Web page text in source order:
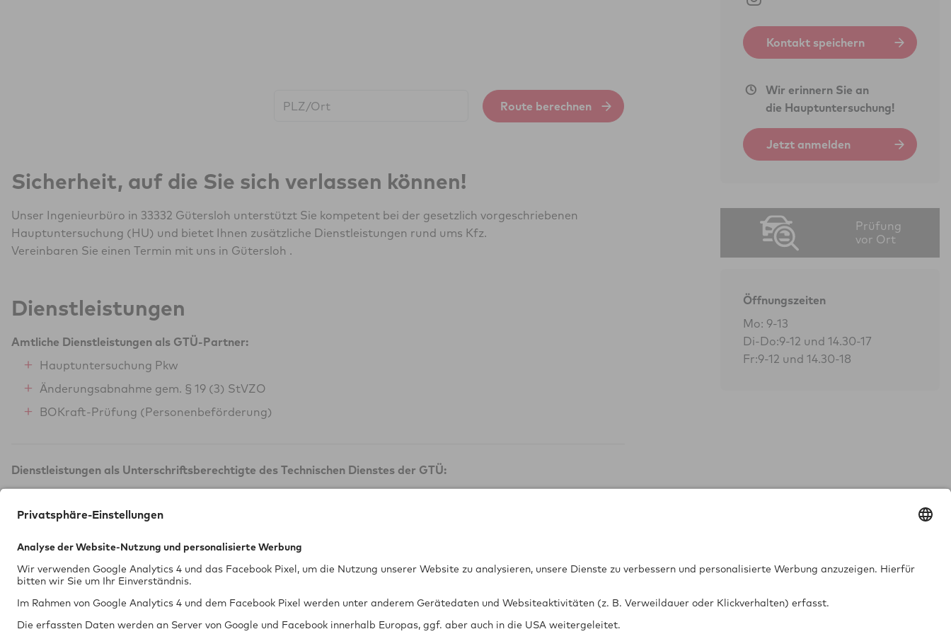
Route berechnen
Sicherheit, auf die Sie sich verlassen können!
Unser Ingenieurbüro in 33332 Gütersloh unterstützt Sie kompetent bei der gesetzlich vorgeschriebenen
Hauptuntersuchung (HU) und bietet Ihnen zusätzliche Dienstleistungen rund ums Kfz.
Vereinbaren Sie einen Termin mit uns in Gütersloh .
Dienstleistungen
Amtliche Dienstleistungen als GTÜ-Partner:
Hauptuntersuchung Pkw
Änderungsabnahme gem. § 19 (3) StVZO
BOKraft-Prüfung (Personenbeförderung)
Dienstleistungen als Unterschriftsberechtigte des Technischen Dienstes der GTÜ:
Einzelbegutachtung Neufahrzeug (Art. 45/§ 13 EG-FGV)
Kontakt speichern
Wir erinnern Sie an
die Hauptuntersuchung!
Jetzt anmelden
Prüfung
vor Ort
Öffnungszeiten
Mo: 9-13
Di-Do:9-12 und 14.30-17
Fr:9-12 und 14.30-18